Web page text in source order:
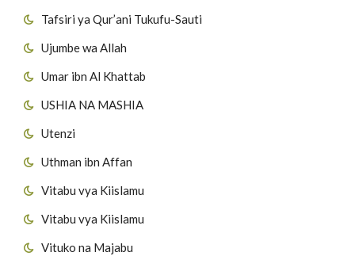
Tafsiri ya Qur’ani Tukufu-Sauti
Ujumbe wa Allah
Umar ibn Al Khattab
USHIA NA MASHIA
Utenzi
Uthman ibn Affan
Vitabu vya Kiislamu
Vitabu vya Kiislamu
Vituko na Majabu